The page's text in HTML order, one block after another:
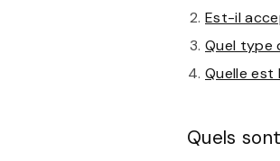
Est-il
Quel type
Quelle est
Quels